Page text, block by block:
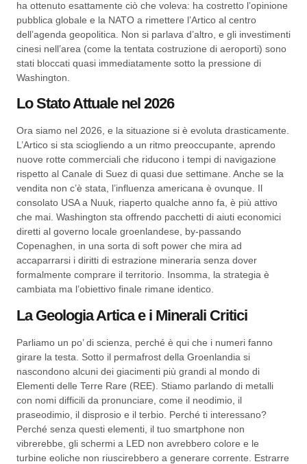
ha ottenuto esattamente ciò che voleva: ha costretto l’opinione
pubblica globale e la NATO a rimettere l’Artico al centro
dell’agenda geopolitica. Non si parlava d’altro, e gli investimenti
cinesi nell’area (come la tentata costruzione di aeroporti) sono
stati bloccati quasi immediatamente sotto la pressione di
Washington.
Lo Stato Attuale nel 2026
Ora siamo nel 2026, e la situazione si è evoluta drasticamente.
L’Artico si sta sciogliendo a un ritmo preoccupante, aprendo
nuove rotte commerciali che riducono i tempi di navigazione
rispetto al Canale di Suez di quasi due settimane. Anche se la
vendita non c’è stata, l’influenza americana è ovunque. Il
consolato USA a Nuuk, riaperto qualche anno fa, è più attivo
che mai. Washington sta offrendo pacchetti di aiuti economici
diretti al governo locale groenlandese, by-passando
Copenaghen, in una sorta di soft power che mira ad
accaparrarsi i diritti di estrazione mineraria senza dover
formalmente comprare il territorio. Insomma, la strategia è
cambiata ma l’obiettivo finale rimane identico.
La Geologia Artica e i Minerali Critici
Parliamo un po’ di scienza, perché è qui che i numeri fanno
girare la testa. Sotto il permafrost della Groenlandia si
nascondono alcuni dei giacimenti più grandi al mondo di
Elementi delle Terre Rare (REE). Stiamo parlando di metalli
con nomi difficili da pronunciare, come il neodimio, il
praseodimio, il disprosio e il terbio. Perché ti interessano?
Perché senza questi elementi, il tuo smartphone non
vibrerebbe, gli schermi a LED non avrebbero colore e le
turbine eoliche non riuscirebbero a generare corrente. Estrarre